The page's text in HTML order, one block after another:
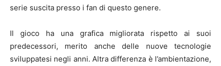
serie suscita presso i fan di questo genere.
Il gioco ha una grafica migliorata rispetto ai suoi
predecessori, merito anche delle nuove tecnologie
sviluppatesi negli anni. Altra differenza è l’ambientazione,